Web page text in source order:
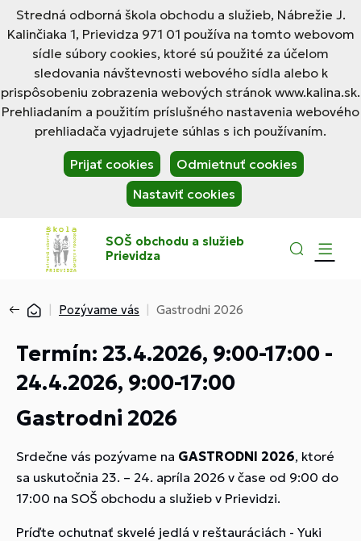
Stredná odborná škola obchodu a služieb, Nábrežie J.
Kalinčiaka 1, Prievidza 971 01 používa na tomto webovom
sídle súbory cookies, ktoré sú použité za účelom
sledovania návštevnosti webového sídla alebo k
prispôsobeniu zobrazenia webových stránok www.kalina.sk.
Prehliadaním a použitím príslušného nastavenia webového
prehliadača vyjadrujete súhlas s ich používaním.
Prijať cookies
Odmietnuť cookies
Nastaviť cookies
SOŠ obchodu a služieb
Prievidza
Pozývame vás Gastrodni 2026
Termín: 23.4.2026, 9:00-17:00 -
24.4.2026, 9:00-17:00
Gastrodni 2026
Srdečne vás pozývame na GASTRODNI 2026, ktoré
sa uskutočnia 23. – 24. apríla 2026 v čase od 9:00 do
17:00 na SOŠ obchodu a služieb v Prievidzi.
Príďte ochutnať skvelé jedlá v reštauráciách - Yuki